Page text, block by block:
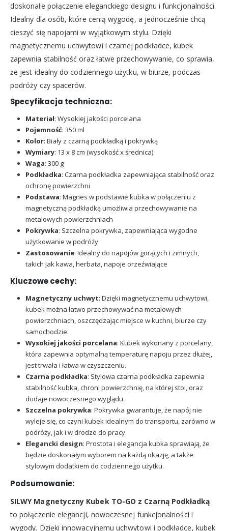
doskonałe połączenie eleganckiego designu i funkcjonalności.
Idealny dla osób, które cenią wygodę, a jednocześnie chcą
cieszyć się napojami w wyjątkowym stylu. Dzięki
magnetycznemu uchwytowi i czarnej podkładce, kubek
zapewnia stabilność oraz łatwe przechowywanie, co sprawia,
że jest idealny do codziennego użytku, w biurze, podczas
podróży czy spacerów.
Specyfikacja techniczna:
Materiał: Wysokiej jakości porcelana
Pojemność: 350 ml
Kolor: Biały z czarną podkładką i pokrywką
Wymiary: 13 x 8 cm (wysokość x średnica)
Waga: 300 g
Podkładka: Czarna podkładka zapewniająca stabilność oraz
ochronę powierzchni
Podstawa: Magnes w podstawie kubka w połączeniu z
magnetyczną podkładką umożliwia przechowywanie na
metalowych powierzchniach
Pokrywka: Szczelna pokrywka, zapewniająca wygodne
użytkowanie w podróży
Zastosowanie: Idealny do napojów gorących i zimnych,
takich jak kawa, herbata, napoje orzeźwiające
Kluczowe cechy:
Magnetyczny uchwyt: Dzięki magnetycznemu uchwytowi,
kubek można łatwo przechowywać na metalowych
powierzchniach, oszczędzając miejsce w kuchni, biurze czy
samochodzie.
Wysokiej jakości porcelana: Kubek wykonany z porcelany,
która zapewnia optymalną temperaturę napoju przez dłużej,
jest trwała i łatwa w czyszczeniu.
Czarna podkładka: Stylowa czarna podkładka zapewnia
stabilność kubka, chroni powierzchnię, na której stoi, oraz
dodaje nowoczesnego wyglądu.
Szczelna pokrywka: Pokrywka gwarantuje, że napój nie
wyleje się, co czyni kubek idealnym do transportu, zarówno w
podróży, jak i w drodze do pracy.
Elegancki design: Prostota i elegancja kubka sprawiają, że
będzie doskonałym wyborem na każdą okazję, a także
stylowym dodatkiem do codziennego użytku.
Podsumowanie:
SILWY Magnetyczny Kubek TO-GO z Czarną Podkładką
to połączenie elegancji, nowoczesnej funkcjonalności i
wygody. Dzięki innowacyjnemu uchwytowi i podkładce, kubek